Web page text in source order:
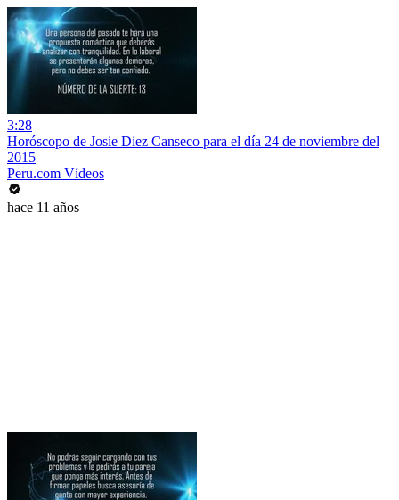
3:28
Horóscopo de Josie Diez Canseco para el día 24 de noviembre del
2015
Peru.com Vídeos
hace 11 años